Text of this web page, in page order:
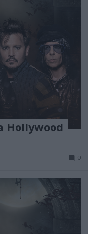
Hollywood
0